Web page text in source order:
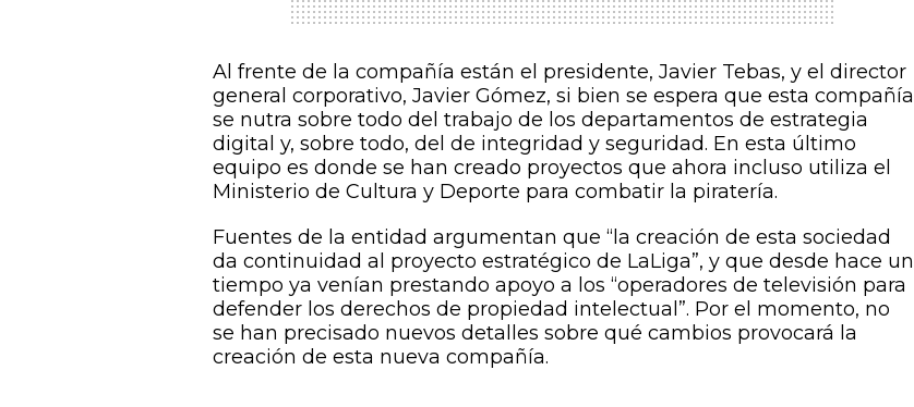
Al frente de la compañía están el presidente, Javier Tebas, y el director
general corporativo, Javier Gómez, si bien se espera que esta compañía
se nutra sobre todo del trabajo de los departamentos de estrategia
digital y, sobre todo, del de integridad y seguridad. En esta último
equipo es donde se han creado proyectos que ahora incluso utiliza el
Ministerio de Cultura y Deporte para combatir la piratería.
Fuentes de la entidad argumentan que “la creación de esta sociedad
da continuidad al proyecto estratégico de LaLiga”, y que desde hace un
tiempo ya venían prestando apoyo a los “operadores de televisión para
defender los derechos de propiedad intelectual”. Por el momento, no
se han precisado nuevos detalles sobre qué cambios provocará la
creación de esta nueva compañía.